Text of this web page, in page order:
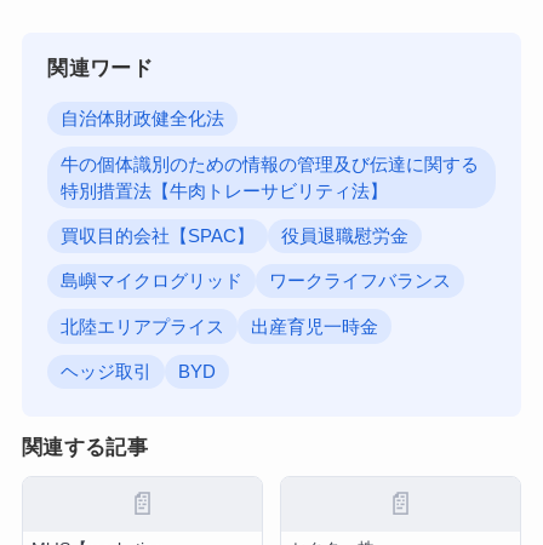
関連ワード
自治体財政健全化法
牛の個体識別のための情報の管理及び伝達に関する
特別措置法【牛肉トレーサビリティ法】
買収目的会社【SPAC】 役員退職慰労金
島嶼マイクログリッド ワークライフバランス
北陸エリアプライス 出産育児一時金
ヘッジ取引 BYD
関連する記事
📄 📄